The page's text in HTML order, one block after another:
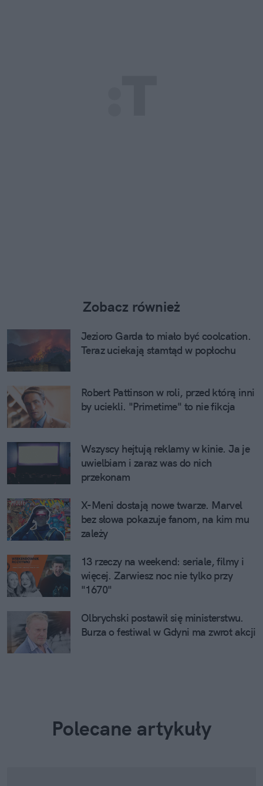
Zobacz również
Jezioro Garda to miało być coolcation.
Teraz uciekają stamtąd w popłochu
Robert Pattinson w roli, przed którą inni
by uciekli. "Primetime" to nie fikcja
Wszyscy hejtują reklamy w kinie. Ja je
uwielbiam i zaraz was do nich
przekonam
X-Meni dostają nowe twarze. Marvel
bez słowa pokazuje fanom, na kim mu
zależy
13 rzeczy na weekend: seriale, filmy i
więcej. Zarwiesz noc nie tylko przy
"1670"
Olbrychski postawił się ministerstwu.
Burza o festiwal w Gdyni ma zwrot akcji
Polecane artykuły